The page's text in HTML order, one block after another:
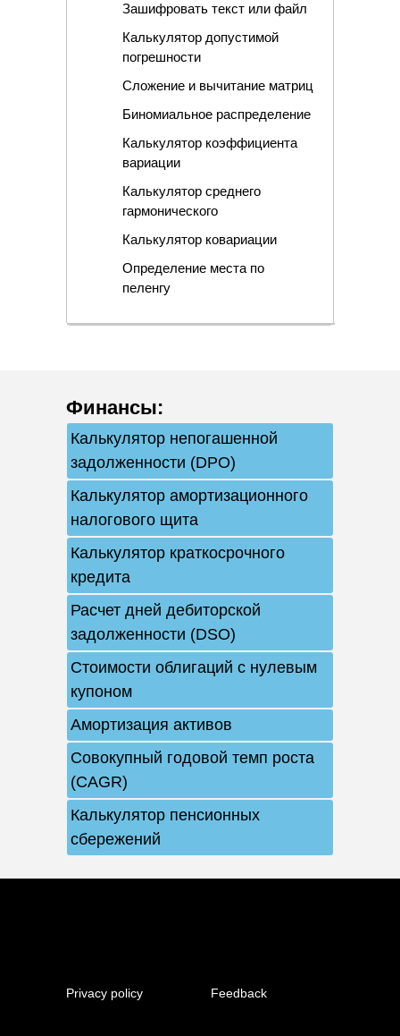
Зашифровать текст или файл
Калькулятор допустимой
погрешности
Сложение и вычитание матриц
Биномиальное распределение
Калькулятор коэффициента
вариации
Калькулятор среднего
гармонического
Калькулятор ковариации
Определение места по
пеленгу
Финансы:
Калькулятор непогашенной
задолженности (DPO)
Калькулятор амортизационного
налогового щита
Калькулятор краткосрочного
кредита
Расчет дней дебиторской
задолженности (DSO)
Стоимости облигаций с нулевым
купоном
Амортизация активов
Совокупный годовой темп роста
(CAGR)
Калькулятор пенсионных
сбережений
Privacy policy Feedback